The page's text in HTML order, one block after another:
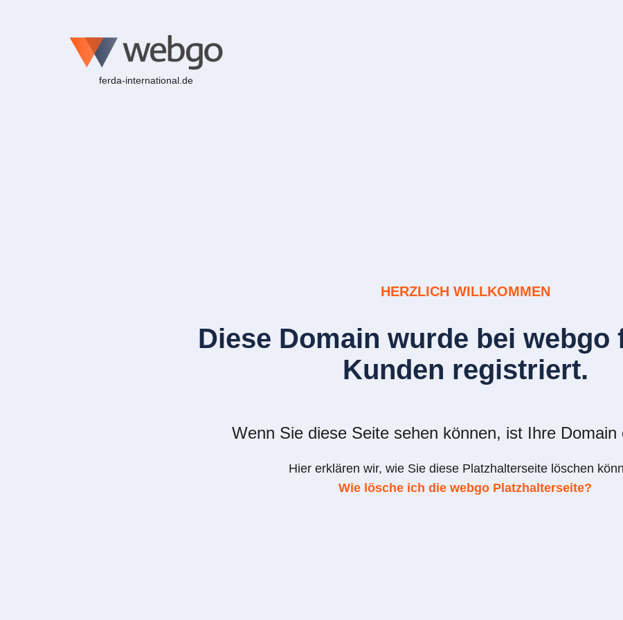
ferda-international.de
HERZLICH WILLKOMMEN
Diese Domain wurde bei webgo
Kunden registriert.
Wenn Sie diese Seite sehen können, ist Ihre Domain
Hier erklären wir, wie Sie diese Platzhalterseite löschen
Wie lösche ich die webgo Platzhalterseite?